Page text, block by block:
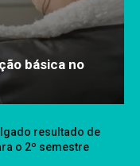
básica no
resultado de
o 2º semestre